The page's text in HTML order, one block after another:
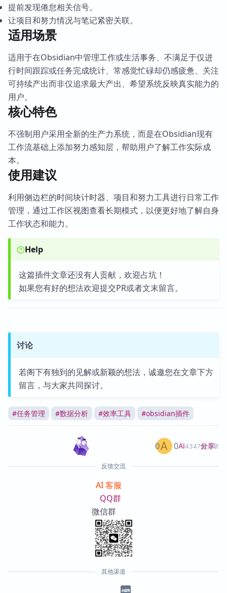
提前发现倦怠相关信号。
让项目和努力情况与笔记紧密关联。
适用场景
适用于在Obsidian中管理工作或生活事务、不满足于仅进
行时间跟踪或任务完成统计、常感觉忙碌却仍感疲惫、关注
可持续产出而非仅追求最大产出、希望系统反映真实能力的
用户。
核心特色
不强制用户采用全新的生产力系统，而是在Obsidian现有
工作流基础上添加努力感知层，帮助用户了解工作实际成
本。
使用建议
利用侧边栏的时间块计时器、项目和努力工具进行日常工作
管理，通过工作区视图查看长期模式，以便更好地了解自身
工作状态和能力。
Help
这篇插件文章还没有人贡献，欢迎占坑！
如果您有好的想法欢迎提交PR或者文末留言。
讨论
若阁下有独到的见解或新颖的想法，诚邀您在文章下方
留言，与大家共同探讨。
#任务管理 #数据分析 #效率工具 #obsidian插件
AI4347篇文章
0 0 分享
反馈交流
AI 客服
QQ群
微信群
其他渠道